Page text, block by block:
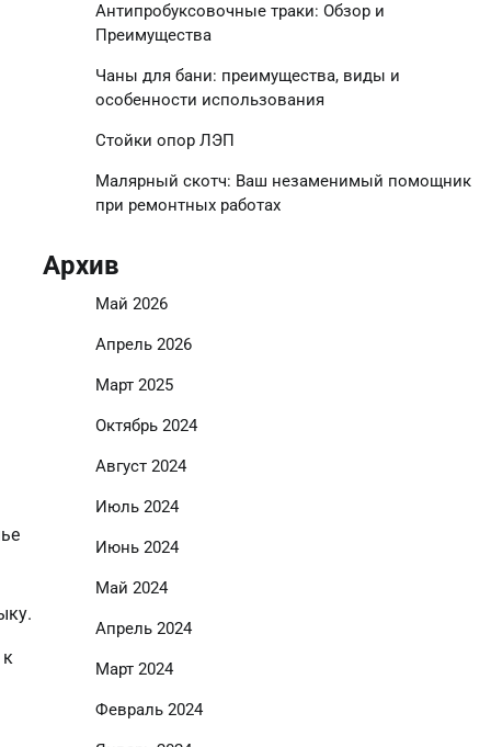
Антипробуксовочные траки: Обзор и
Преимущества
Чаны для бани: преимущества, виды и
особенности использования
Стойки опор ЛЭП
Малярный скотч: Ваш незаменимый помощник
при ремонтных работах
Архив
Май 2026
Апрель 2026
Март 2025
Октябрь 2024
Август 2024
Июль 2024
Июнь 2024
Май 2024
Апрель 2024
Март 2024
Февраль 2024